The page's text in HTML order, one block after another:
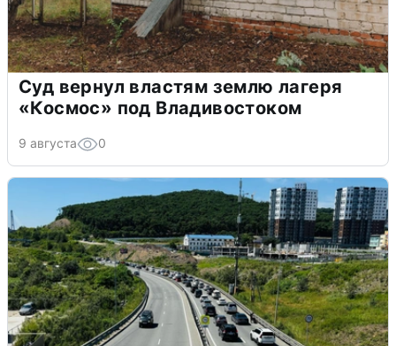
Суд вернул властям землю лагеря
«Космос» под Владивостоком
9 августа 0